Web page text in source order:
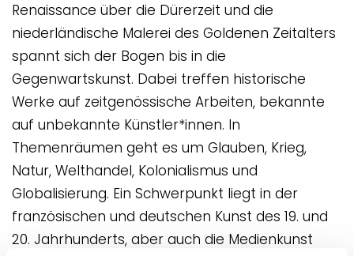
Renaissance über die Dürerzeit und die
niederländische Malerei des Goldenen Zeitalters
spannt sich der Bogen bis in die
Gegenwartskunst. Dabei treffen historische
Werke auf zeitgenössische Arbeiten, bekannte
auf unbekannte Künstler*innen. In
Themenräumen geht es um Glauben, Krieg,
Natur, Welthandel, Kolonialismus und
Globalisierung. Ein Schwerpunkt liegt in der
französischen und deutschen Kunst des 19. und
20. Jahrhunderts, aber auch die Medienkunst